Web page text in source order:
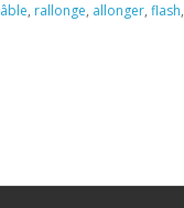
, rallonge, allonger, flash,